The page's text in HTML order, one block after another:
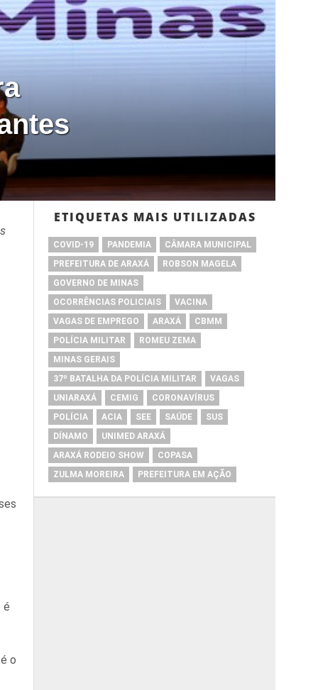
é
o
ETIQUETAS MAIS UTILIZADAS
COVID-19 PANDEMIA
CÂMARA MUNICIPAL
PREFEITURA DE ARAXÁ
ROBSON MAGELA
GOVERNO DE MINAS
OCORRÊNCIAS POLICIAIS
VACINA
VAGAS DE EMPREGO
ARAXÁ
CBMM
POLÍCIA MILITAR
ROMEU ZEMA
MINAS GERAIS
37º BATALHA DA POLÍCIA MILITAR
VAGAS
UNIARAXÁ
CEMIG
CORONAVÍRUS
POLÍCIA
ACIA SEE SAÚDE
SUS
DÍNAMO
UNIMED ARAXÁ
ARAXÁ RODEIO SHOW
COPASA
ZULMA MOREIRA
PREFEITURA EM AÇÃO